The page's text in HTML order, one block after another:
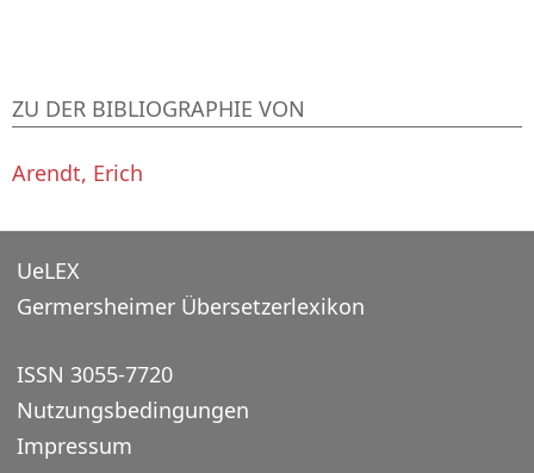
ZU DER BIBLIOGRAPHIE VON
Arendt, Erich
UeLEX
Germersheimer Übersetzerlexikon
ISSN 3055-7720
Nutzungsbedingungen
Impressum